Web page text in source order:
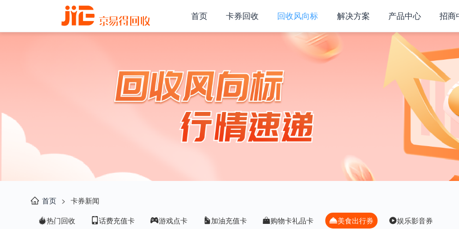
首页 卡券回收 回收风向标 解决方案 产品中心 招商
首页 > 卡券新闻
热门回收
话费充值卡 游戏点卡 加油充值卡 购物卡礼品卡 美食出行券 娱乐影音券